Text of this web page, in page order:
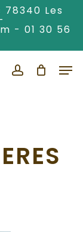
Les
- 01 30 56
account
Menu